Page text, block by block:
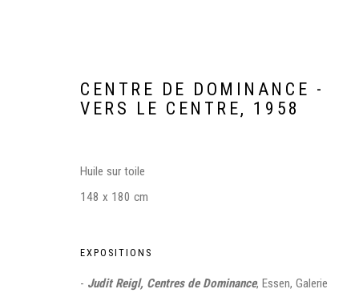
JUDIT REIGL, CENTERS DE
NEUE NATIONALGALERIE - STAATLICHE MUSEEN,
CENTRE DE DOMINANCE -
VERS LE CENTRE, 1958
Huile sur toile
148 x 180 cm
EXPOSITIONS
- Judit Reigl, Centres de Dominance, Essen, Galerie